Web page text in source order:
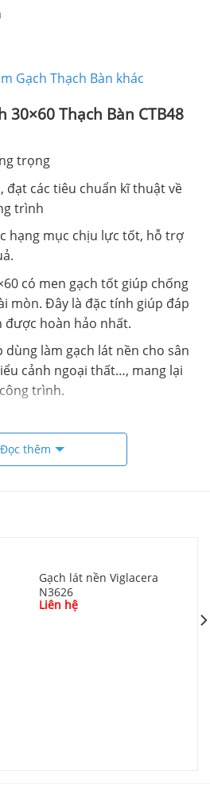
Gạch Thạch Bàn khác
30×60 Thạch Bàn CTB48
trọng
đạt các tiêu chuẩn kĩ thuật về
trình
hạng mục chịu lực tốt, hỗ trợ
có men gạch tốt giúp chống
mòn. Đây là đặc tính giúp đáp
được hoàn hảo nhất.
làm gạch lát nền cho sân
cảnh ngoại thất…, mang lại
trình.
Đọc thêm
Gạch lát nền Viglacera
N3626
Liên hệ